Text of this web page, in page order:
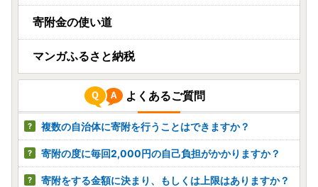
寄附金の使い道
マンガふるさと納税
よくあるご質問
複数の自治体に寄附を行うことはできますか？
寄附の度に毎回2,000円の自己負担がかかりますか？
寄附をする金額に決まり、もしくは上限はありますか？